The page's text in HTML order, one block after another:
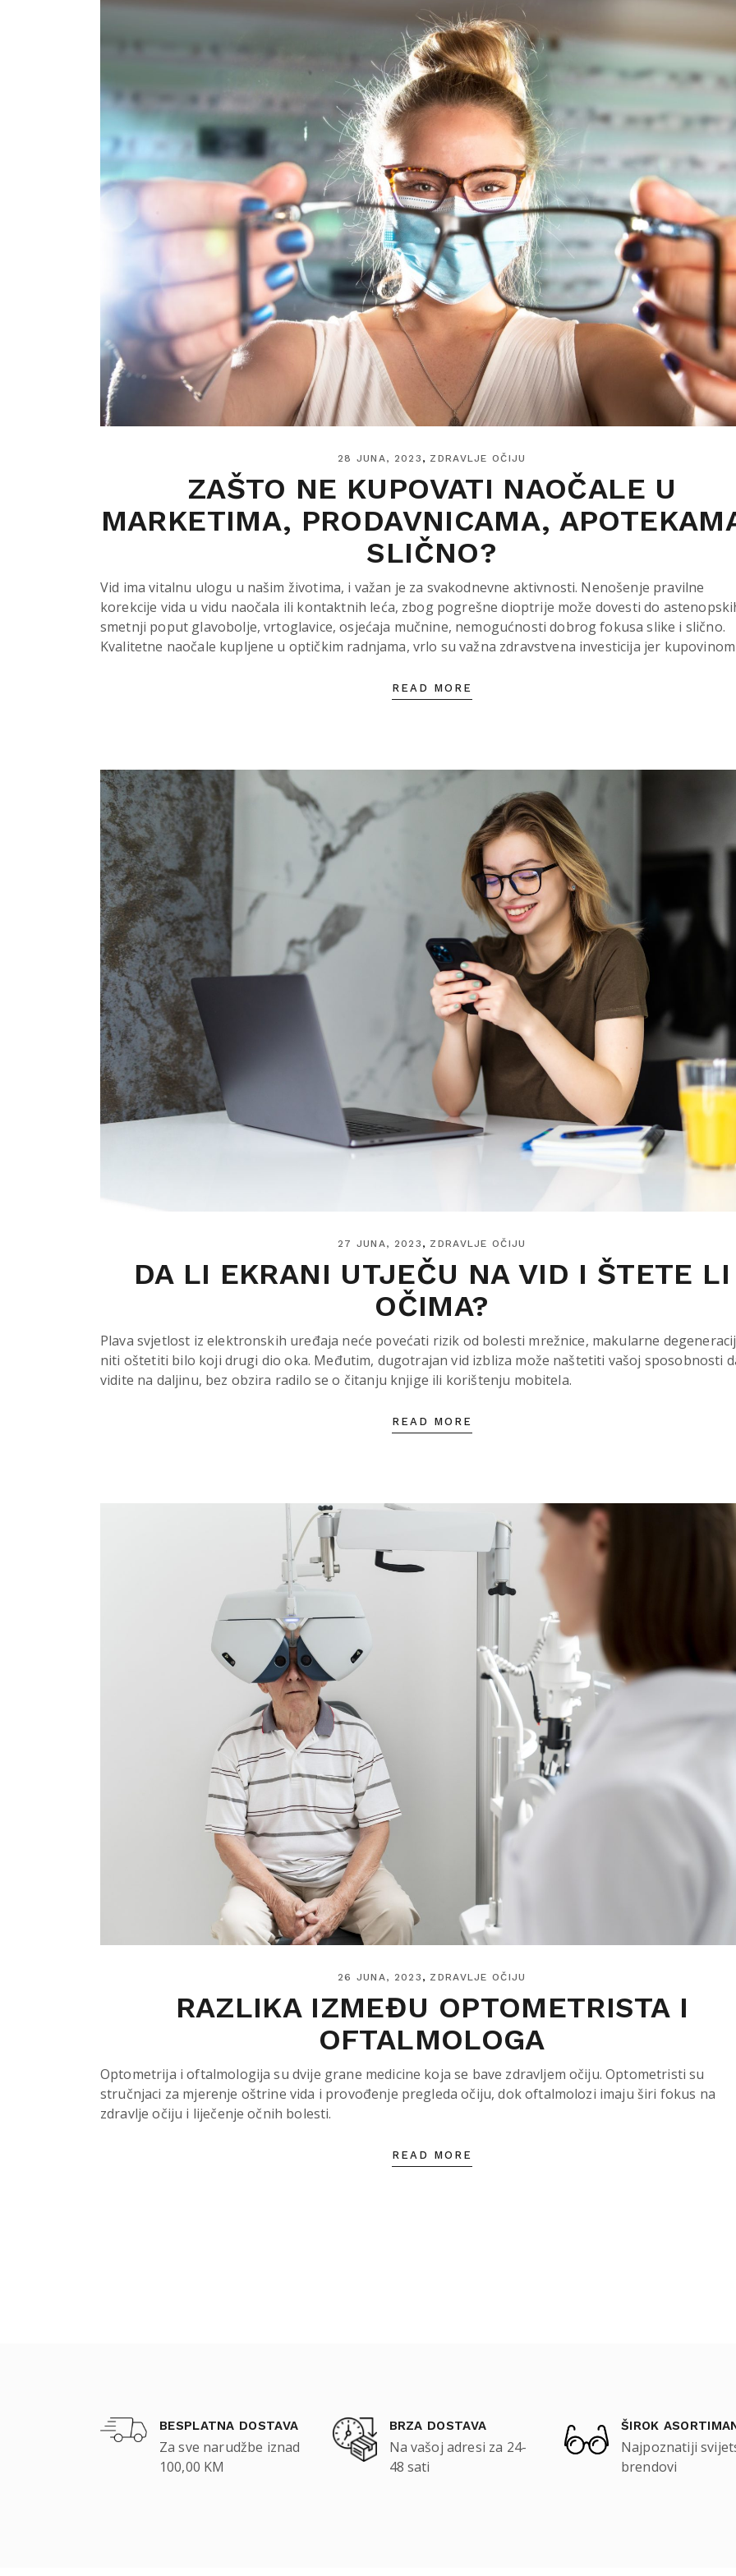
28 JUNA, 2023 ZDRAVLJE OČIJU
ZAŠTO NE KUPOVATI NAOČALE U
MARKETIMA, PRODAVNICAMA,
SLIČNO?
Vid ima vitalnu ulogu u našim životima, i važan je za svakodnevne aktivnosti. Nenošenje pravilne
korekcije vida u vidu naočala ili kontaktnih leća, zbog pogrešne dioptrije može dovesti do
smetnji poput glavobolje, vrtoglavice, osjećaja mučnine, nemogućnosti dobrog fokusa slike i slično.
Kvalitetne naočale kupljene u optičkim radnjama, vrlo su važna zdravstvena investicija jer kupovinom
READ MORE
27 JUNA, 2023 ZDRAVLJE OČIJU
DA LI EKRANI UTJEČU NA VID I ŠTETE LI
OČIMA?
Plava svjetlost iz elektronskih uređaja neće povećati rizik od bolesti mrežnice, makularne
niti oštetiti bilo koji drugi dio oka. Međutim, dugotrajan vid izbliza može naštetiti vašoj sposobnosti
vidite na daljinu, bez obzira radilo se o čitanju knjige ili korištenju mobitela.
READ MORE
26 JUNA, 2023 ZDRAVLJE OČIJU
RAZLIKA IZMEĐU OPTOMETRISTA I
OFTALMOLOGA
Optometrija i oftalmologija su dvije grane medicine koja se bave zdravljem očiju. Optometristi su
stručnjaci za mjerenje oštrine vida i provođenje pregleda očiju, dok oftalmolozi imaju širi fokus na
zdravlje očiju i liječenje očnih bolesti.
READ MORE
BESPLATNA DOSTAVA
Za sve narudžbe iznad
100,00 KM
BRZA DOSTAVA
Na vašoj adresi za 24-
48 sati
ŠIROK
Najpoznatiji
brendovi